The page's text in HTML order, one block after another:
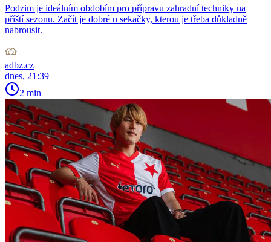
Podzim je ideálním obdobím pro přípravu zahradní techniky na
příští sezonu. Začít je dobré u sekačky, kterou je třeba důkladně
nabrousit.
adbz.cz
dnes, 21:39
2 min